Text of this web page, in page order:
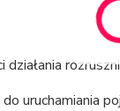
uruchamiania